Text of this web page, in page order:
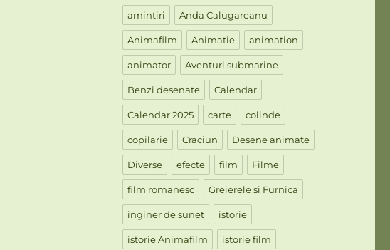
amintiri Anda Calugareanu
Animafilm Animatie animation
animator Aventuri submarine
Benzi desenate Calendar
Calendar 2025 carte colinde
copilarie Craciun Desene animate
Diverse efecte film Filme
film romanesc Greierele si Furnica
inginer de sunet istorie
istorie Animafilm istorie film